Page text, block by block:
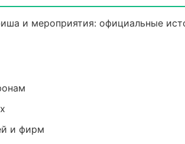
и мероприятия: официальные
и фирм